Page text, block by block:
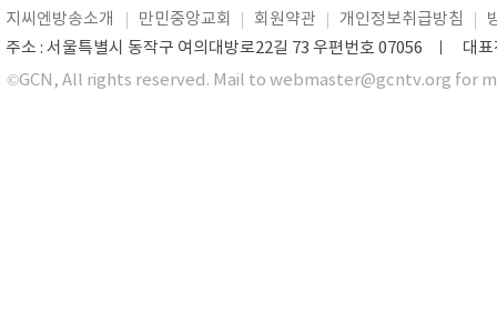
지씨엔방송소개 만민중앙교회 회원약관 개인정보취급방침
주소 : 서울특별시 동작구 여의대방로22길 73 우편번호 07056 ㅣ 대
©GCN, All rights reserved. Mail to webmaster@gcntv.org for